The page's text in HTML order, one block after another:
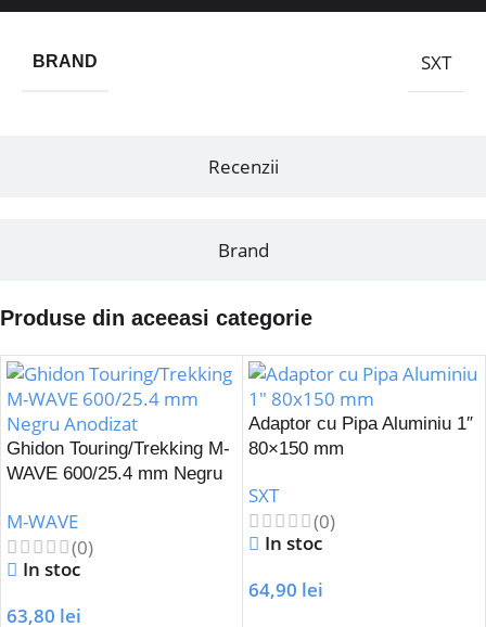
Recenzii
Brand
BRAND SXT
Produse din aceeasi categorie
Ghidon Touring/Trekking M-
WAVE 600/25.4 mm Negru
M-WAVE
(0)
In stoc
63,80 lei
Adaptor cu Pipa Aluminiu 1″
80×150 mm
SXT
(0)
In stoc
64,90 lei